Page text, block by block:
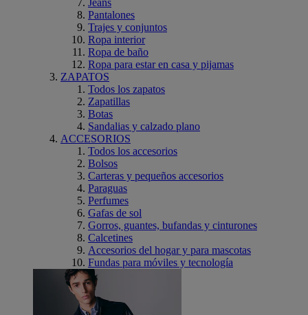
Jeans
Pantalones
Trajes y conjuntos
Ropa interior
Ropa de baño
Ropa para estar en casa y pijamas
ZAPATOS
Todos los zapatos
Zapatillas
Botas
Sandalias y calzado plano
ACCESORIOS
Todos los accesorios
Bolsos
Carteras y pequeños accesorios
Paraguas
Perfumes
Gafas de sol
Gorros, guantes, bufandas y cinturones
Calcetines
Accesorios del hogar y para mascotas
Fundas para móviles y tecnología